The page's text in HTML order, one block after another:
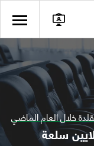
خلال العام الماضي
سلعة